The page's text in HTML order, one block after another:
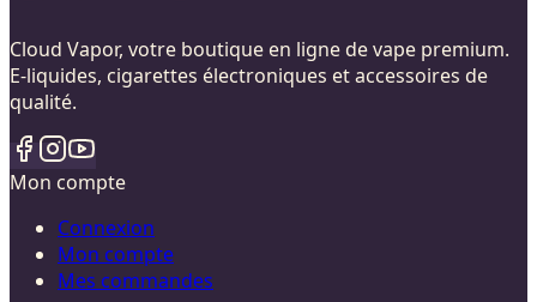
Cloud Vapor, votre boutique en ligne de vape premium.
E-liquides, cigarettes électroniques et accessoires de
qualité.
Mon compte
Connexion
Mon compte
Mes commandes